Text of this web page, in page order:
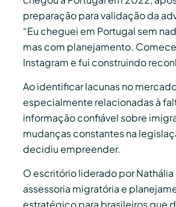
preparação para validação da
“Eu cheguei em Portugal sem
mas com planejamento.
Instagram e fui construindo
Ao identificar lacunas no
especialmente relacionadas à
informação confiável sobre
mudanças constantes na
decidiu empreender.
O escritório liderado por Nathália
assessoria migratória e